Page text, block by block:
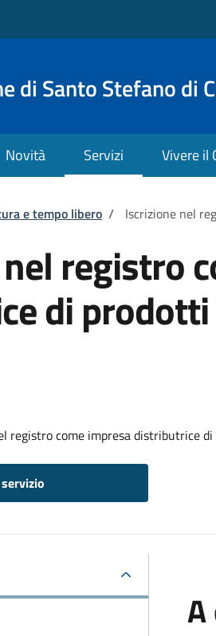
di Santo Stefano di
Novità Servizi Vivere il
e tempo libero / Iscrizione nel
registro
di prodotti
registro come impresa distributrice